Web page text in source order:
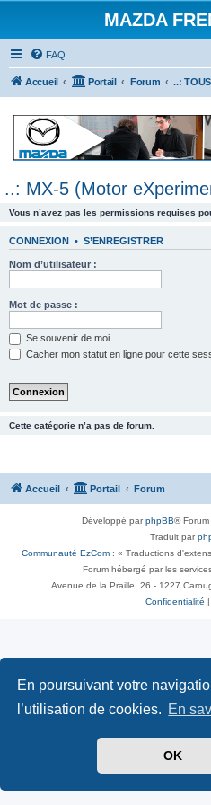
En poursuivant votre
l’utilisation de cookies. En
OK
MAZDA
FAQ
Accueil Portail Forum
..: MX-5 (Motor
Vous n’avez pas les permissions requises
CONNEXION • S’ENREGISTRER
Nom d’utilisateur :
Mot de passe :
Se souvenir de moi
Cacher mon statut en ligne pour cette
Cette catégorie n’a pas de forum.
Accueil Portail Forum
Développé parphpBB® Forum
Traduit par
Communauté EzCom : « Traductions
Forum hébergé par les
Avenue de la Praille, 26 - 1227
Confidentialité